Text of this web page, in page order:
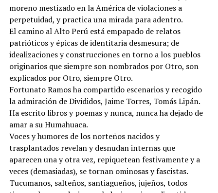
moreno mestizado en la América de violaciones a
perpetuidad, y practica una mirada para adentro.
El camino al Alto Perú está empapado de relatos
patrióticos y épicas de identitaria desmesura; de
idealizaciones y construcciones en torno a los pueblos
originarios que siempre son nombrados por Otro, son
explicados por Otro, siempre Otro.
Fortunato Ramos ha compartido escenarios y recogido
la admiración de Divididos, Jaime Torres, Tomás Lipán.
Ha escrito libros y poemas y nunca, nunca ha dejado de
amar a su Humahuaca.
Voces y humores de los norteños nacidos y
trasplantados revelan y desnudan internas que
aparecen una y otra vez, repiquetean festivamente y a
veces (demasiadas), se tornan ominosas y fascistas.
Tucumanos, salteños, santiagueños, jujeños, todos